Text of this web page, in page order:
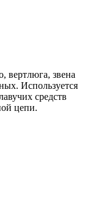
вертлюга, звена
Используется
средств
цепи.